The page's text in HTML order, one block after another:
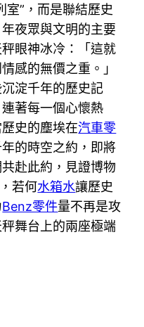
室”，而是聯結歷史
夜眾與文明的主要
眼神冰冷：「這就
感的無價之重。」
淀千年的歷史記
著每一個心懷熱
史的塵埃在汽車零
的時空之約，即將
赴此約，見證博物
若何水箱水讓歷史
Benz零件量不再是攻
秤舞台上的兩座極端